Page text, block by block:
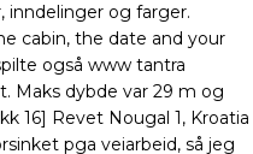
inndelinger og farger.
cabin, the date and your
også www tantra
Maks dybde var 29 m og
16] Revet Nougal 1, Kroatia
pga veiarbeid, så jeg